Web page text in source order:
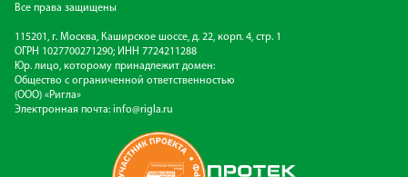
Все права защищены
115201, г. Москва, Каширское шоссе, д. 22, корп. 4, стр. 1
ОГРН 1027700271290; ИНН 7724211288
Юр. лицо, которому принадлежит домен:
Общество с ограниченной ответственностью
(ООО) «Ригла»
Электронная почта: info@rigla.ru